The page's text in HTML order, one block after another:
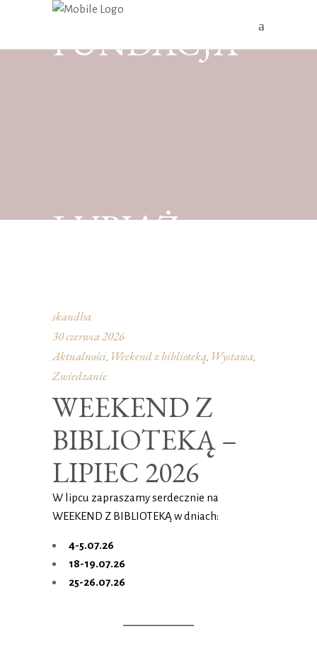
FUNDACJA
LUBIĄŻ
skandha
30 czerwca 2026
Aktualności, Weekend z biblioteką, Wystawa,
Zwiedzanie
WEEKEND Z
BIBLIOTEKĄ –
LIPIEC 2026
W lipcu zapraszamy serdecznie na
WEEKEND Z BIBLIOTEKĄ w dniach:
4-5.07.26
18-19.07.26
25-26.07.26